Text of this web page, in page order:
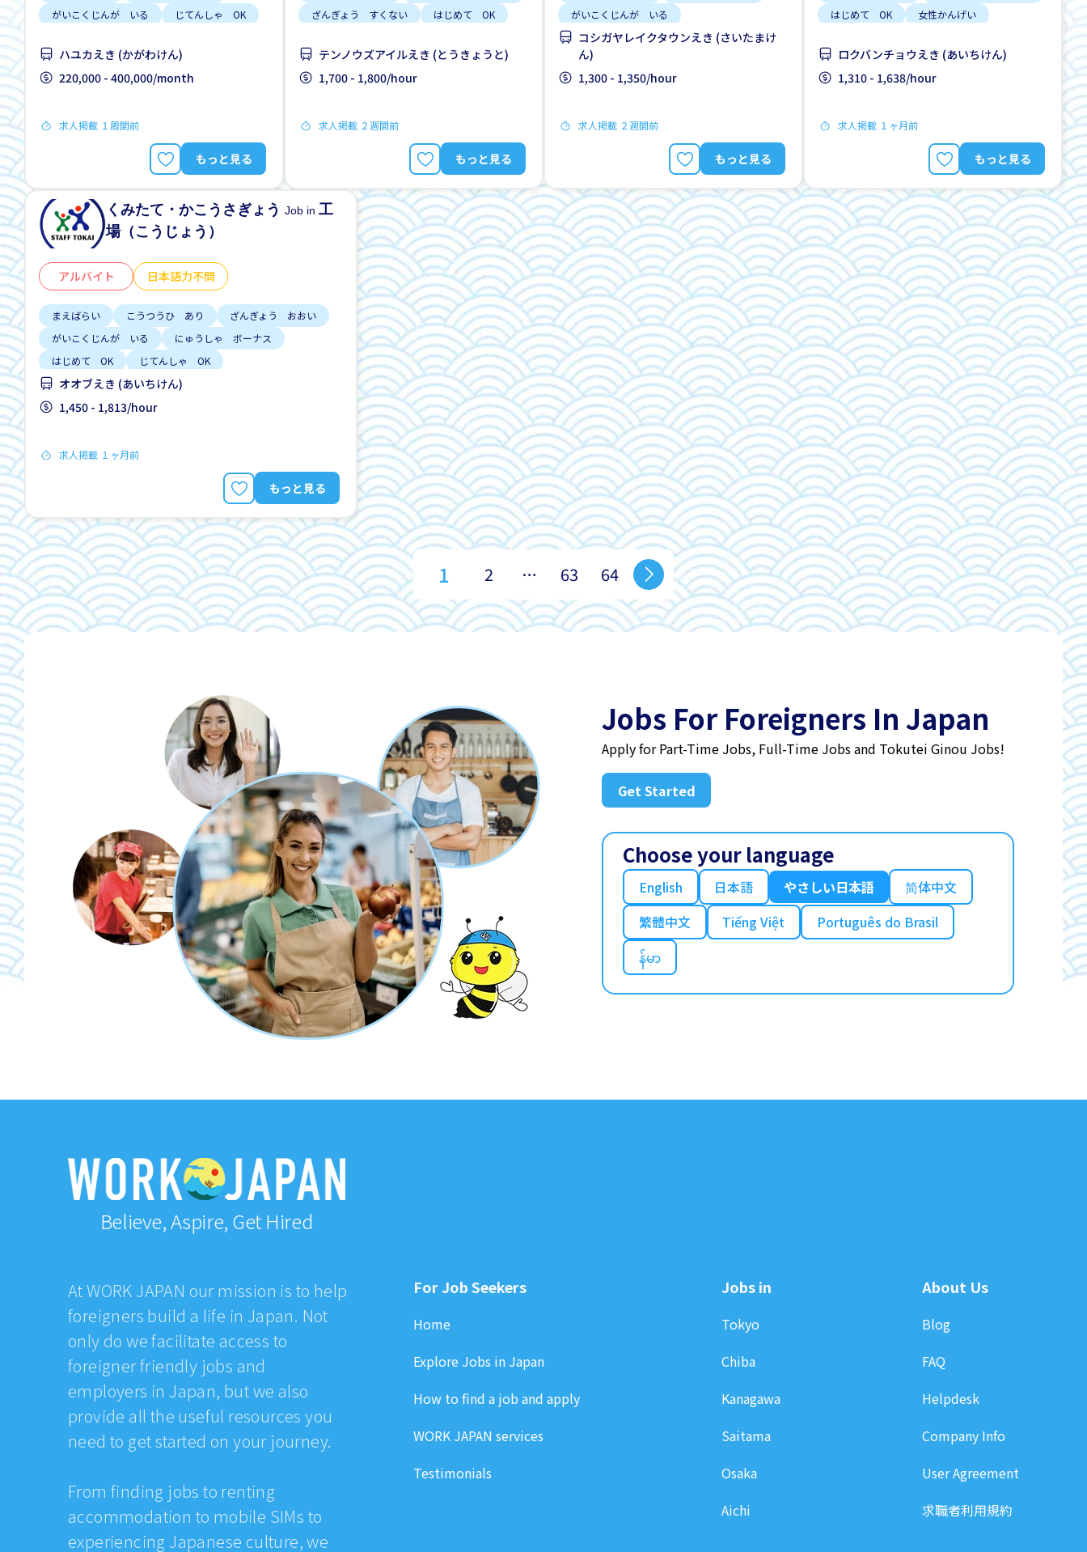
がいこくじんが いる
じてんしゃ OK
ハユカえき (かがわけん)
220,000 - 400,000/month
求人掲載 １周間前
もっと見る
ざんぎょう すくない
はじめて OK
土日祝 やすみ
テンノウズアイルえき (とうきょうと)
1,700 - 1,800/hour
求人掲載 ２週間前
もっと見る
がいこくじんが いる
ざんぎょう すくない
はじめて OK
じてんしゃ OK
コシガヤレイクタウンえき (さいたまけ
ん)
1,300 - 1,350/hour
求人掲載 ２週間前
もっと見る
はじめて OK
女性かんげい
ロクバンチョウえき (あいちけん)
1,310 - 1,638/hour
求人掲載 １ヶ月前
もっと見る
くみたて・かこうさぎょうJob in工
場（こうじょう）
アルバイト 日本語力不問
まえばらい こうつうひ あり
ざんぎょう おおい
がいこくじんが いる
にゅうしゃ ボーナス
はじめて OK
じてんしゃ OK
にほんごできない OK
男性かんげい
オオブえき (あいちけん)
1,450 - 1,813/hour
求人掲載 １ヶ月前
もっと見る
1 2 … 63 64
Jobs For Foreigners In Japan
Apply for Part-Time Jobs, Full-Time Jobs and Tokutei Ginou Jobs!
Get Started
Choose your language
English 日本語 やさしい日本語
简体中文
繁體中文
Tiếng Việt
Português do Brasil
န်မာ
Believe, Aspire, Get Hired
At WORK JAPAN our mission is to help
foreigners build a life in Japan. Not
only do we facilitate access to
foreigner friendly jobs and
employers in Japan, but we also
provide all the useful resources you
need to get started on your journey.
From finding jobs to renting
accommodation to mobile SIMs to
experiencing Japanese culture, we
For Job Seekers
Home
Explore Jobs in Japan
How to find a job and apply
WORK JAPAN services
Testimonials
Jobs in
Tokyo
Chiba
Kanagawa
Saitama
Osaka
Aichi
About Us
Blog
FAQ
Helpdesk
Company Info
User Agreement
求職者利用規約